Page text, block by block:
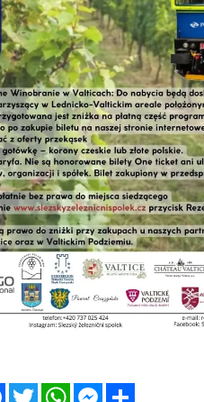
FacebookTwitterWhatsAppMessenger